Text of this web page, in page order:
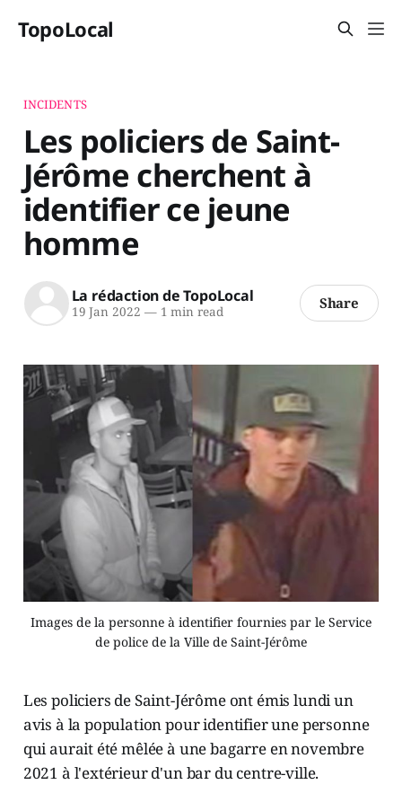
TopoLocal
INCIDENTS
Les policiers de Saint-
Jérôme cherchent à
identifier ce jeune
homme
La rédaction de TopoLocal
19 Jan 2022 —1 min read Share
Images de la personne à identifier fournies par le Service
de police de la Ville de Saint-Jérôme
Les policiers de Saint-Jérôme ont émis lundi un
avis à la population pour identifier une personne
qui aurait été mêlée à une bagarre en novembre
2021 à l'extérieur d'un bar du centre-ville.